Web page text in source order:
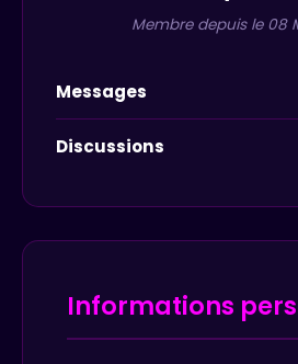
Membre depuis le 08
Messages
Discussions
Informations